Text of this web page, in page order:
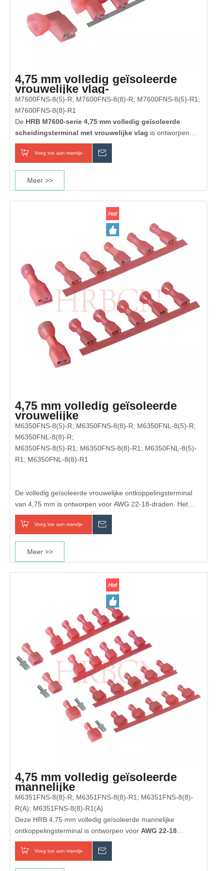
4,75 mm volledig geïsoleerde
vrouwelijke vlag-
ontkoppelingsterminal (AWG 22-
18)
M7600FNS-8(5)-R; M7600FNS-8(8)-R; M7600FNS-8(5)-R1;
M7600FNS-8(8)-R1
De HRB M7600-serie 4,75 mm volledig geïsoleerde
scheidingsterminal met vrouwelijke vlag is ontworpen
voorAWG 22-18(0,32–0,82 mm²) draden. Dankzij het
rechthoekige vlagontwerp is gemakkelijke zijbedrading en
messing voor corrosiebestendigheid en volledig geïsoleerde
nylon 66 huls voor de veiligheid, heeft het een nominaal
vermogen van 10A 300V en werkt het van -25°C tot +105°C.
Geschikt voor autobedrading, witgoed, industriële panelen
en LED-verlichting. Gecertificeerd UL, RoHS, REACH.
Voeg toe aan mandje
Meer >>
4,75 mm volledig geïsoleerde
vrouwelijke
ontkoppelingsterminal (AWG 22-
18)
M6350FNS-8(5)-R; M6350FNS-8(8)-R; M6350FNL-8(5)-R;
M6350FNL-8(8)-R;
M6350FNS-8(5)-R1; M6350FNS-8(8)-R1; M6350FNL-8(5)-
R1; M6350FNL-8(8)-R1
De volledig geïsoleerde vrouwelijke ontkoppelingsterminal
van 4,75 mm is ontworpen voor AWG 22-18-draden. Het
biedt een veilige en betrouwbare elektrische verbinding in
auto-, huishoudelijke apparaten en industriële
Deze snelontkoppelingsterminal is voorzien van een volledig
geïsoleerde huls voor verbeterde veiligheid en bescherming,
waardoor hij ideaal is voor toepassingen die
trillingsbestendigheid en veelvuldig aansluiten/ontkoppelen
Voeg toe aan mandje
Meer >>
4,75 mm volledig geïsoleerde
mannelijke
ontkoppelingsterminal (AWG 22-
18)
M6351FNS-8(8)-R; M6351FNS-8(8)-R1; M6351FNS-8(8)-
R(A); M6351FNS-8(8)-R1(A)
Deze HRB 4,75 mm volledig geïsoleerde mannelijke
ontkoppelingsterminal is ontworpen voor AWG 22-18
draaddikte. Gemaakt van hoogwaardig vertind messing,
levert het uitstekende elektrische geleidbaarheid,
Voeg toe aan mandje